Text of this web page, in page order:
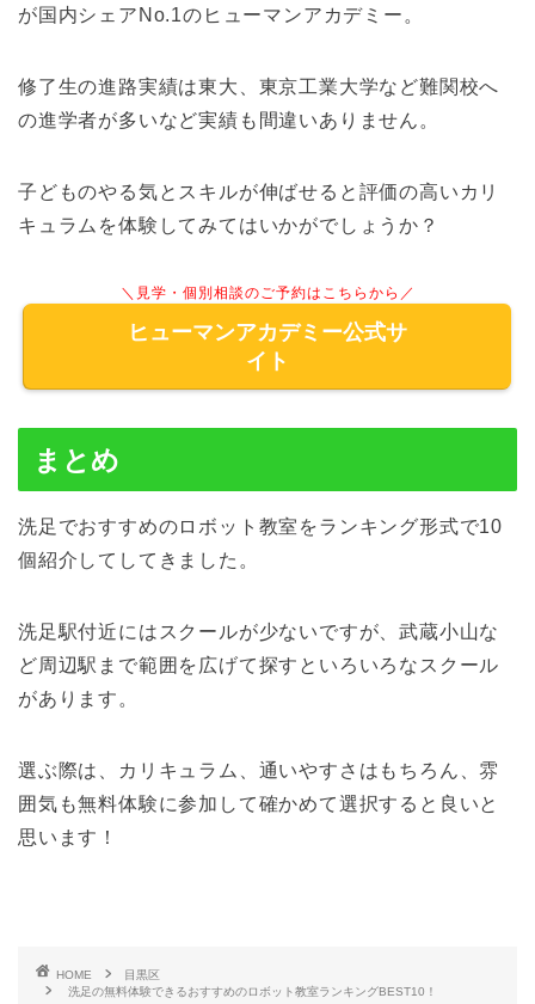
が国内シェアNo.1のヒューマンアカデミー。
修了生の進路実績は東大、東京工業大学など難関校へ
の進学者が多いなど実績も間違いありません。
子どものやる気とスキルが伸ばせると評価の高いカリ
キュラムを体験してみてはいかがでしょうか？
＼見学・個別相談のご予約はこちらから／
ヒューマンアカデミー公式サ
イト
まとめ
洗足でおすすめのロボット教室をランキング形式で10
個紹介してしてきました。
洗足駅付近にはスクールが少ないですが、武蔵小山な
ど周辺駅まで範囲を広げて探すといろいろなスクール
があります。
選ぶ際は、カリキュラム、通いやすさはもちろん、雰
囲気も無料体験に参加して確かめて選択すると良いと
思います！
HOME
目黒区
洗足の無料体験できるおすすめのロボット教室ランキングBEST10！